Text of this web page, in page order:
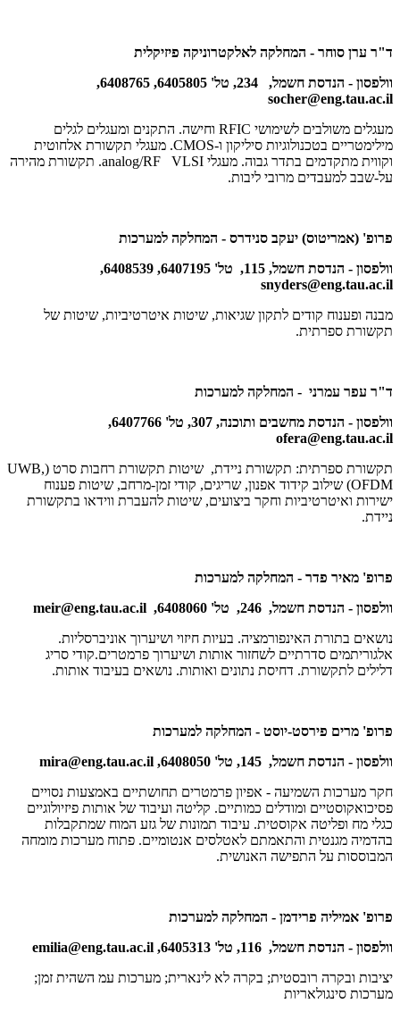
ד"ר ערן סוחר - המחלקה לאלקטרוניקה פיזיקלית
וולפסון - הנדסת חשמל, 234, טל' 6405805, 6408765,
socher@eng.tau.ac.il
מעגלים משולבים לשימושי RFIC וחישה. התקנים ומעגלים לגלים
מילימטריים בטכנולוגיות סיליקון ו-CMOS. מעגלי תקשורת אלחוטית
וקווית מתקדמים בתדר גבוה. מעגלי VLSI
analog/RF. תקשורת מהירה
על-שבב למעבדים מרובי ליבות.
פרופ' (אמריטוס) יעקב סנידרס - המחלקה למערכות
וולפסון - הנדסת חשמל, 115, טל' 6407195, 6408539,
snyders@eng.tau.ac.il
מבנה ופענוח קודים לתקון שגיאות, שיטות איטרטיביות, שיטות של
תקשורת ספרתית.
ד"ר עפר עמרני - המחלקה למערכות
וולפסון - הנדסת מחשבים ותוכנה, 307, טל' 6407766,
ofera@eng.tau.ac.il
תקשורת ספרתית: תקשורת ניידת, שיטות תקשורת רחבות סרט (UWB,
OFDM) שילוב קידוד אפנון, שריגים, קודי זמן-מרחב, שיטות פענוח
ישירות ואיטרטיביות וחקר ביצועים, שיטות להעברת ווידאו בתקשורת
ניידת.
פרופ' מאיר פדר - המחלקה למערכות
וולפסון - הנדסת חשמל, 246, טל' 6408060,
meir@eng.tau.ac.il
נושאים בתורת האינפורמציה. בעיות חיזוי ושיערוך אוניברסליות.
אלגוריתמים סדרתיים לשחזור אותות ושיערוך פרמטרים.קודי סריג
דלילים לתקשורת. דחיסת נתונים ואותות. נושאים בעיבוד אותות.
פרופ' מרים פירסט-יוסט - המחלקה למערכות
וולפסון - הנדסת חשמל, 145, טל' 6408050,
mira@eng.tau.ac.il
חקר מערכות השמיעה - אפיון פרמטרים תחושתיים באמצעות נסויים
פסיכואקוסטיים ומודלים כמותיים. קליטה ועיבוד של אותות פיזיולוגיים
כגלי מח ופליטה אקוסטית. עיבוד תמונות של גזע המוח שמתקבלות
בהדמיה מגנטית והתאמתם לאטלסים אנטומיים. פתוח מערכות מומחה
המבוססות על התפישה האנושית.
פרופ' אמיליה פרידמן - המחלקה למערכות
וולפסון - הנדסת חשמל, 116, טל' 6405313,
emilia@eng.tau.ac.il
יציבות ובקרה רובסטית; בקרה לא לינארית; מערכות עמ השהית זמן;
מערכות סינגולאריות